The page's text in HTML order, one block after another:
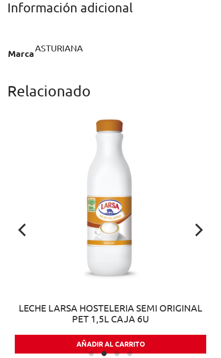
Información adicional
Marca
ASTURIANA
Relacionado
LECHE LARSA HOSTELERIA SEMI ORIGINAL
PET 1,5L CAJA 6U
AÑADIR AL CARRITO